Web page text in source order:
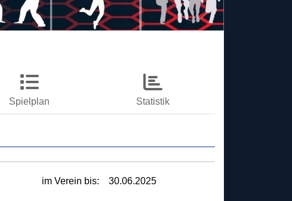
Spielplan Statistik
im Verein bis: 30.06.2025